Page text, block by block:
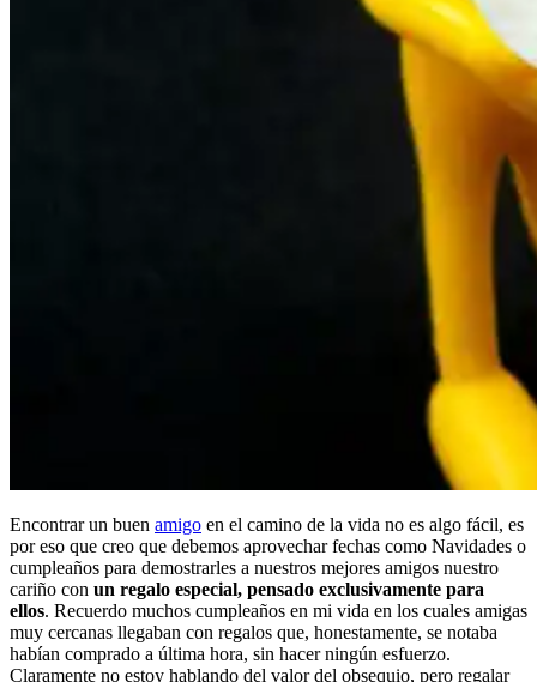
Encontrar un buen amigo en el camino de la vida no es algo fácil, es
por eso que creo que debemos aprovechar fechas como Navidades o
cumpleaños para demostrarles a nuestros mejores amigos nuestro
cariño con un regalo especial, pensado exclusivamente para
ellos. Recuerdo muchos cumpleaños en mi vida en los cuales amigas
muy cercanas llegaban con regalos que, honestamente, se notaba
habían comprado a última hora, sin hacer ningún esfuerzo.
Claramente no estoy hablando del valor del obsequio, pero regalar